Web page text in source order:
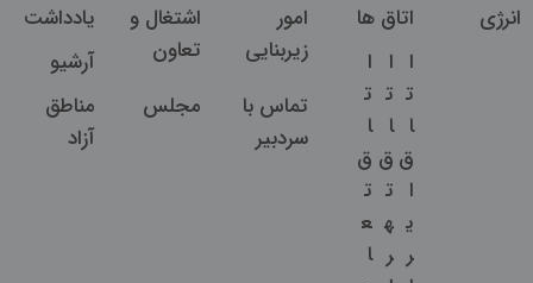
انرژی
اتاق ها
ا
ت
ا
ق
ا
ی
ر
ا
ت
ا
ق
ت
ه
ر
ا
ت
ا
ق
ت
ع
ا
امور
زیربنایی
اشتغال و
تعاون
یادداشت
آرشیو
تماس با
سردبیر
مجلس
مناطق
آزاد